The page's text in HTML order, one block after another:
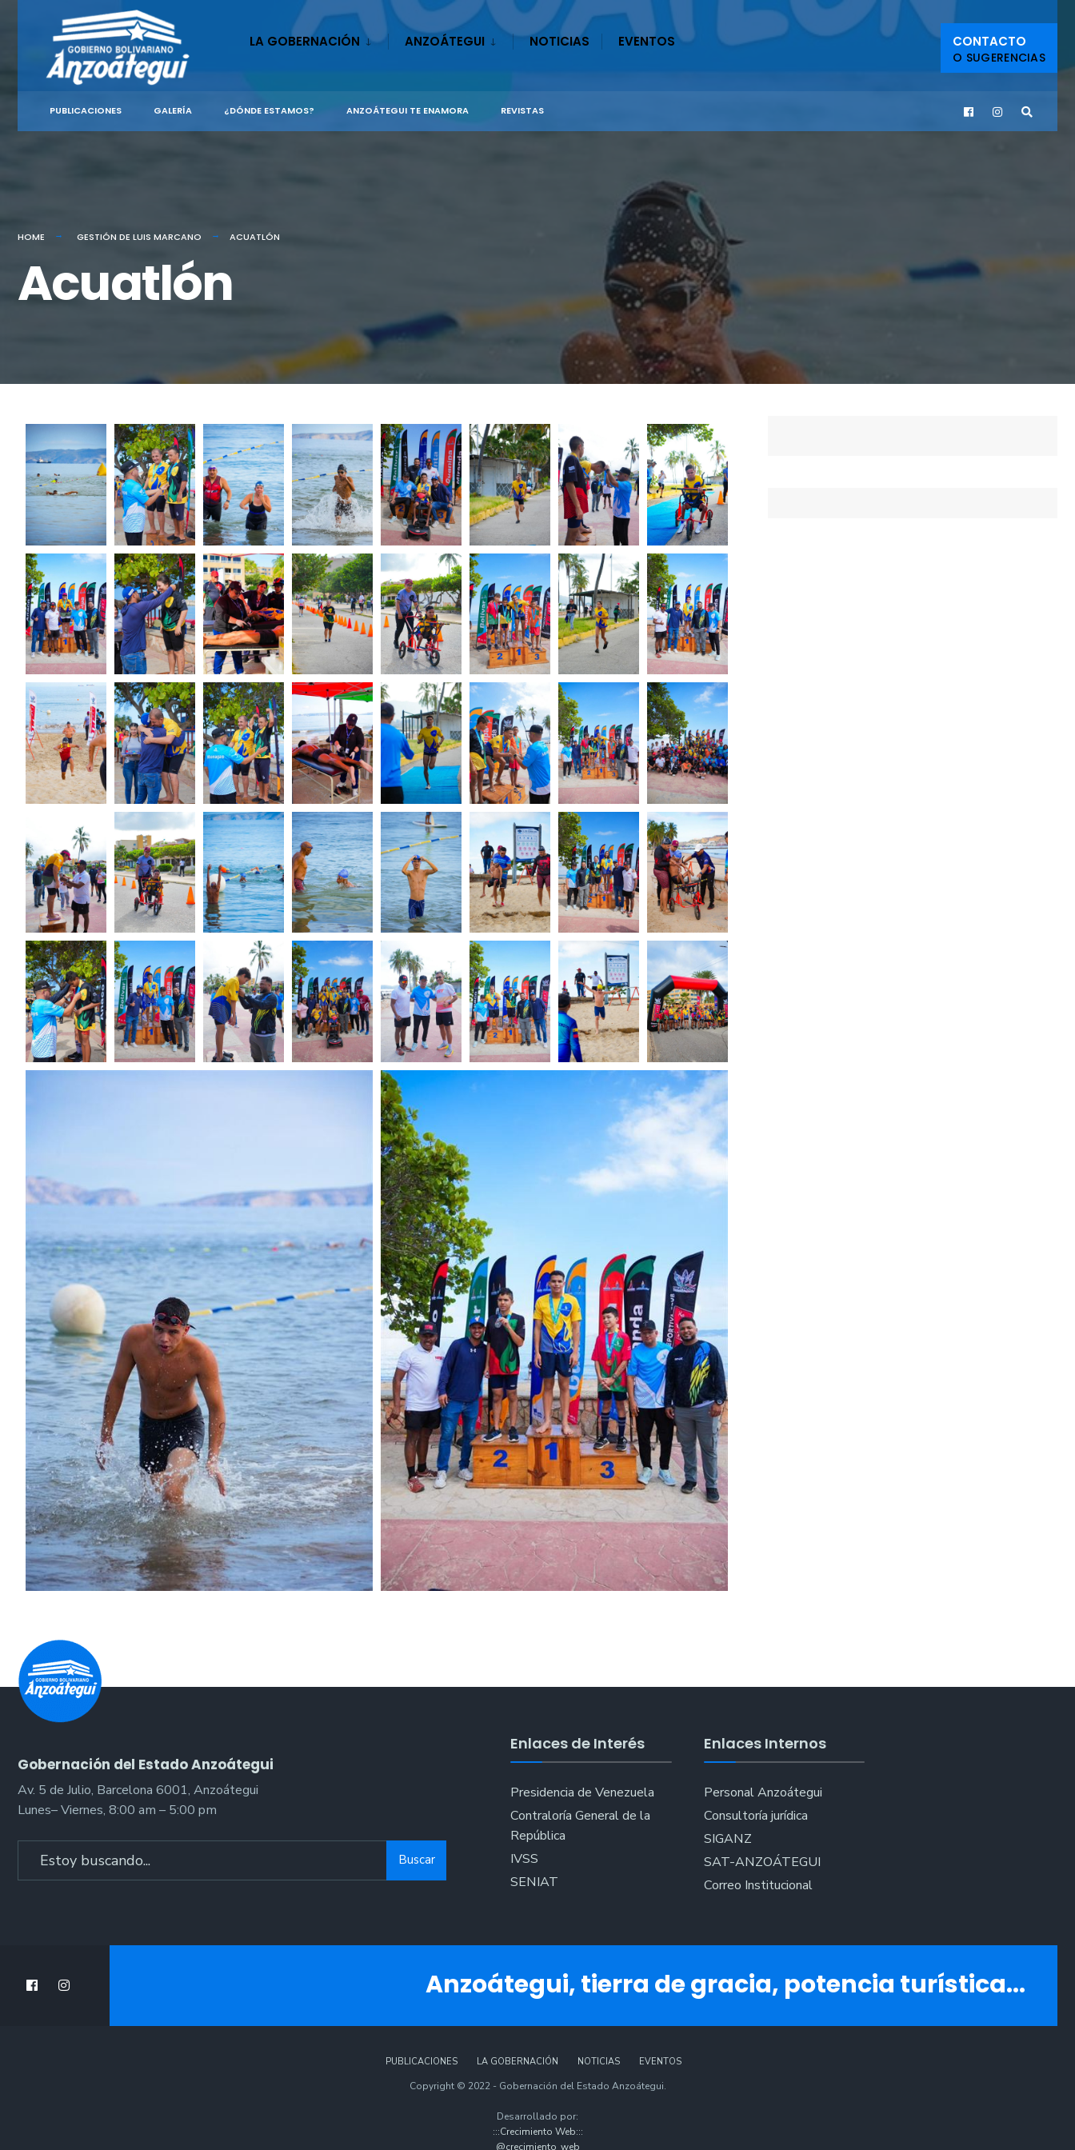
LA GOBERNACIÓN ANZOÁTEGUI NOTICIAS EVENTOS CONTACTO
O SUGERENCIAS
PUBLICACIONES GALERÍA ¿DÓNDE ESTAMOS? ANZOÁTEGUI TE ENAMORA REVISTAS
HOME GESTIÓN DE LUIS MARCANO ACUATLÓN
Acuatlón
Gobernación del Estado Anzoátegui
Av. 5 de Julio, Barcelona 6001, Anzoátegui
Lunes– Viernes, 8:00 am – 5:00 pm
Buscar
Enlaces de Interés
Presidencia de Venezuela
Contraloría General de la
República
IVSS
SENIAT
Enlaces Internos
Personal Anzoátegui
Consultoría jurídica
SIGANZ
SAT-ANZOÁTEGUI
Correo Institucional
Anzoátegui, tierra de gracia, potencia turística...
PUBLICACIONES LA GOBERNACIÓN NOTICIAS EVENTOS
Copyright © 2022 - Gobernación del Estado Anzoátegui.
Desarrollado por:
:::Crecimiento Web:::
@crecimiento_web